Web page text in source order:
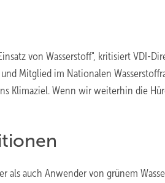
von Wasserstoff", kritisiert VDI-
Mitglied im Nationalen
Klimaziel. Wenn wir weiterhin die
als auch Anwender von grünem